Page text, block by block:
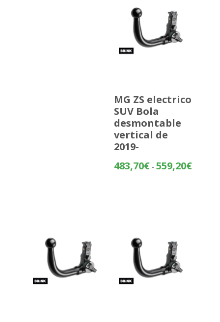
MG ZS electrico
SUV Bola
desmontable
vertical de
2019-
483,70€ - 559,20€Rango